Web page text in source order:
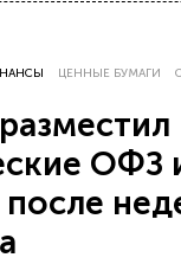
ЦЕННЫЕ БУМАГИ
ОФЗ